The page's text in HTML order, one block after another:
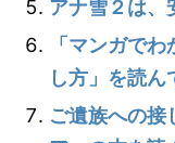
アナ雪２は、
「マンガで
し方」を読ん
ご遺族への接